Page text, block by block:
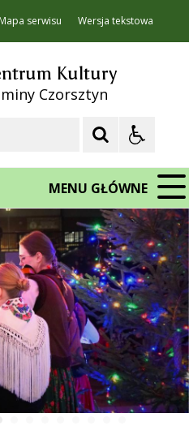
Mapa serwisu Wersja tekstowa
Kultury
Czorsztyn
MENU GŁÓWNE